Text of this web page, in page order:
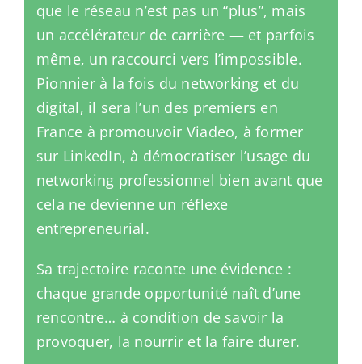
que le réseau n’est pas un “plus”, mais
un accélérateur de carrière — et parfois
même, un raccourci vers l’impossible.
Pionnier à la fois du networking et du
digital, il sera l’un des premiers en
France à promouvoir Viadeo, à former
sur LinkedIn, à démocratiser l’usage du
networking professionnel bien avant que
cela ne devienne un réflexe
entrepreneurial.
Sa trajectoire raconte une évidence :
chaque grande opportunité naît d’une
rencontre… à condition de savoir la
provoquer, la nourrir et la faire durer.